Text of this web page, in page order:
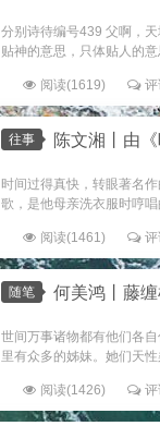
分别诗待编号439 父啊，
贴神的意思，只体贴人的
阅读(1619) 评
往事 陈文湘丨由
时间过得真快，转眼著名
歌，是他母亲洗衣服时哼
阅读(1461) 评
随笔 何美鸿丨藤
世间万事诸物都有他们各
里有众多的姊妹。她们天
阅读(1426) 评